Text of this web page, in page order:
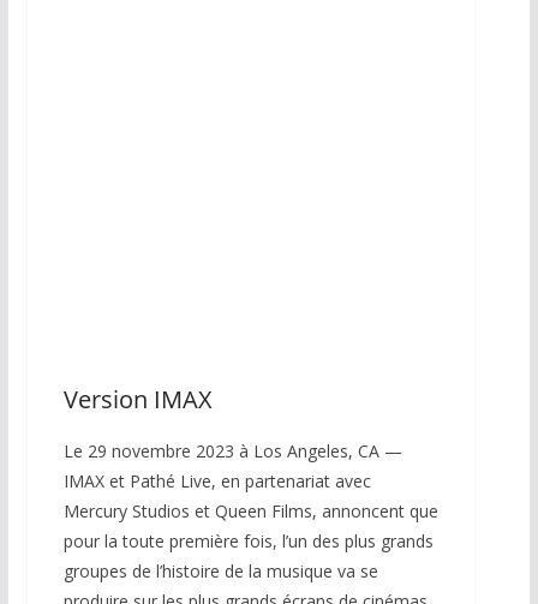
Version IMAX
Le 29 novembre 2023 à Los Angeles, CA —
IMAX et Pathé Live, en partenariat avec
Mercury Studios et Queen Films, annoncent que
pour la toute première fois, l’un des plus grands
groupes de l’histoire de la musique va se